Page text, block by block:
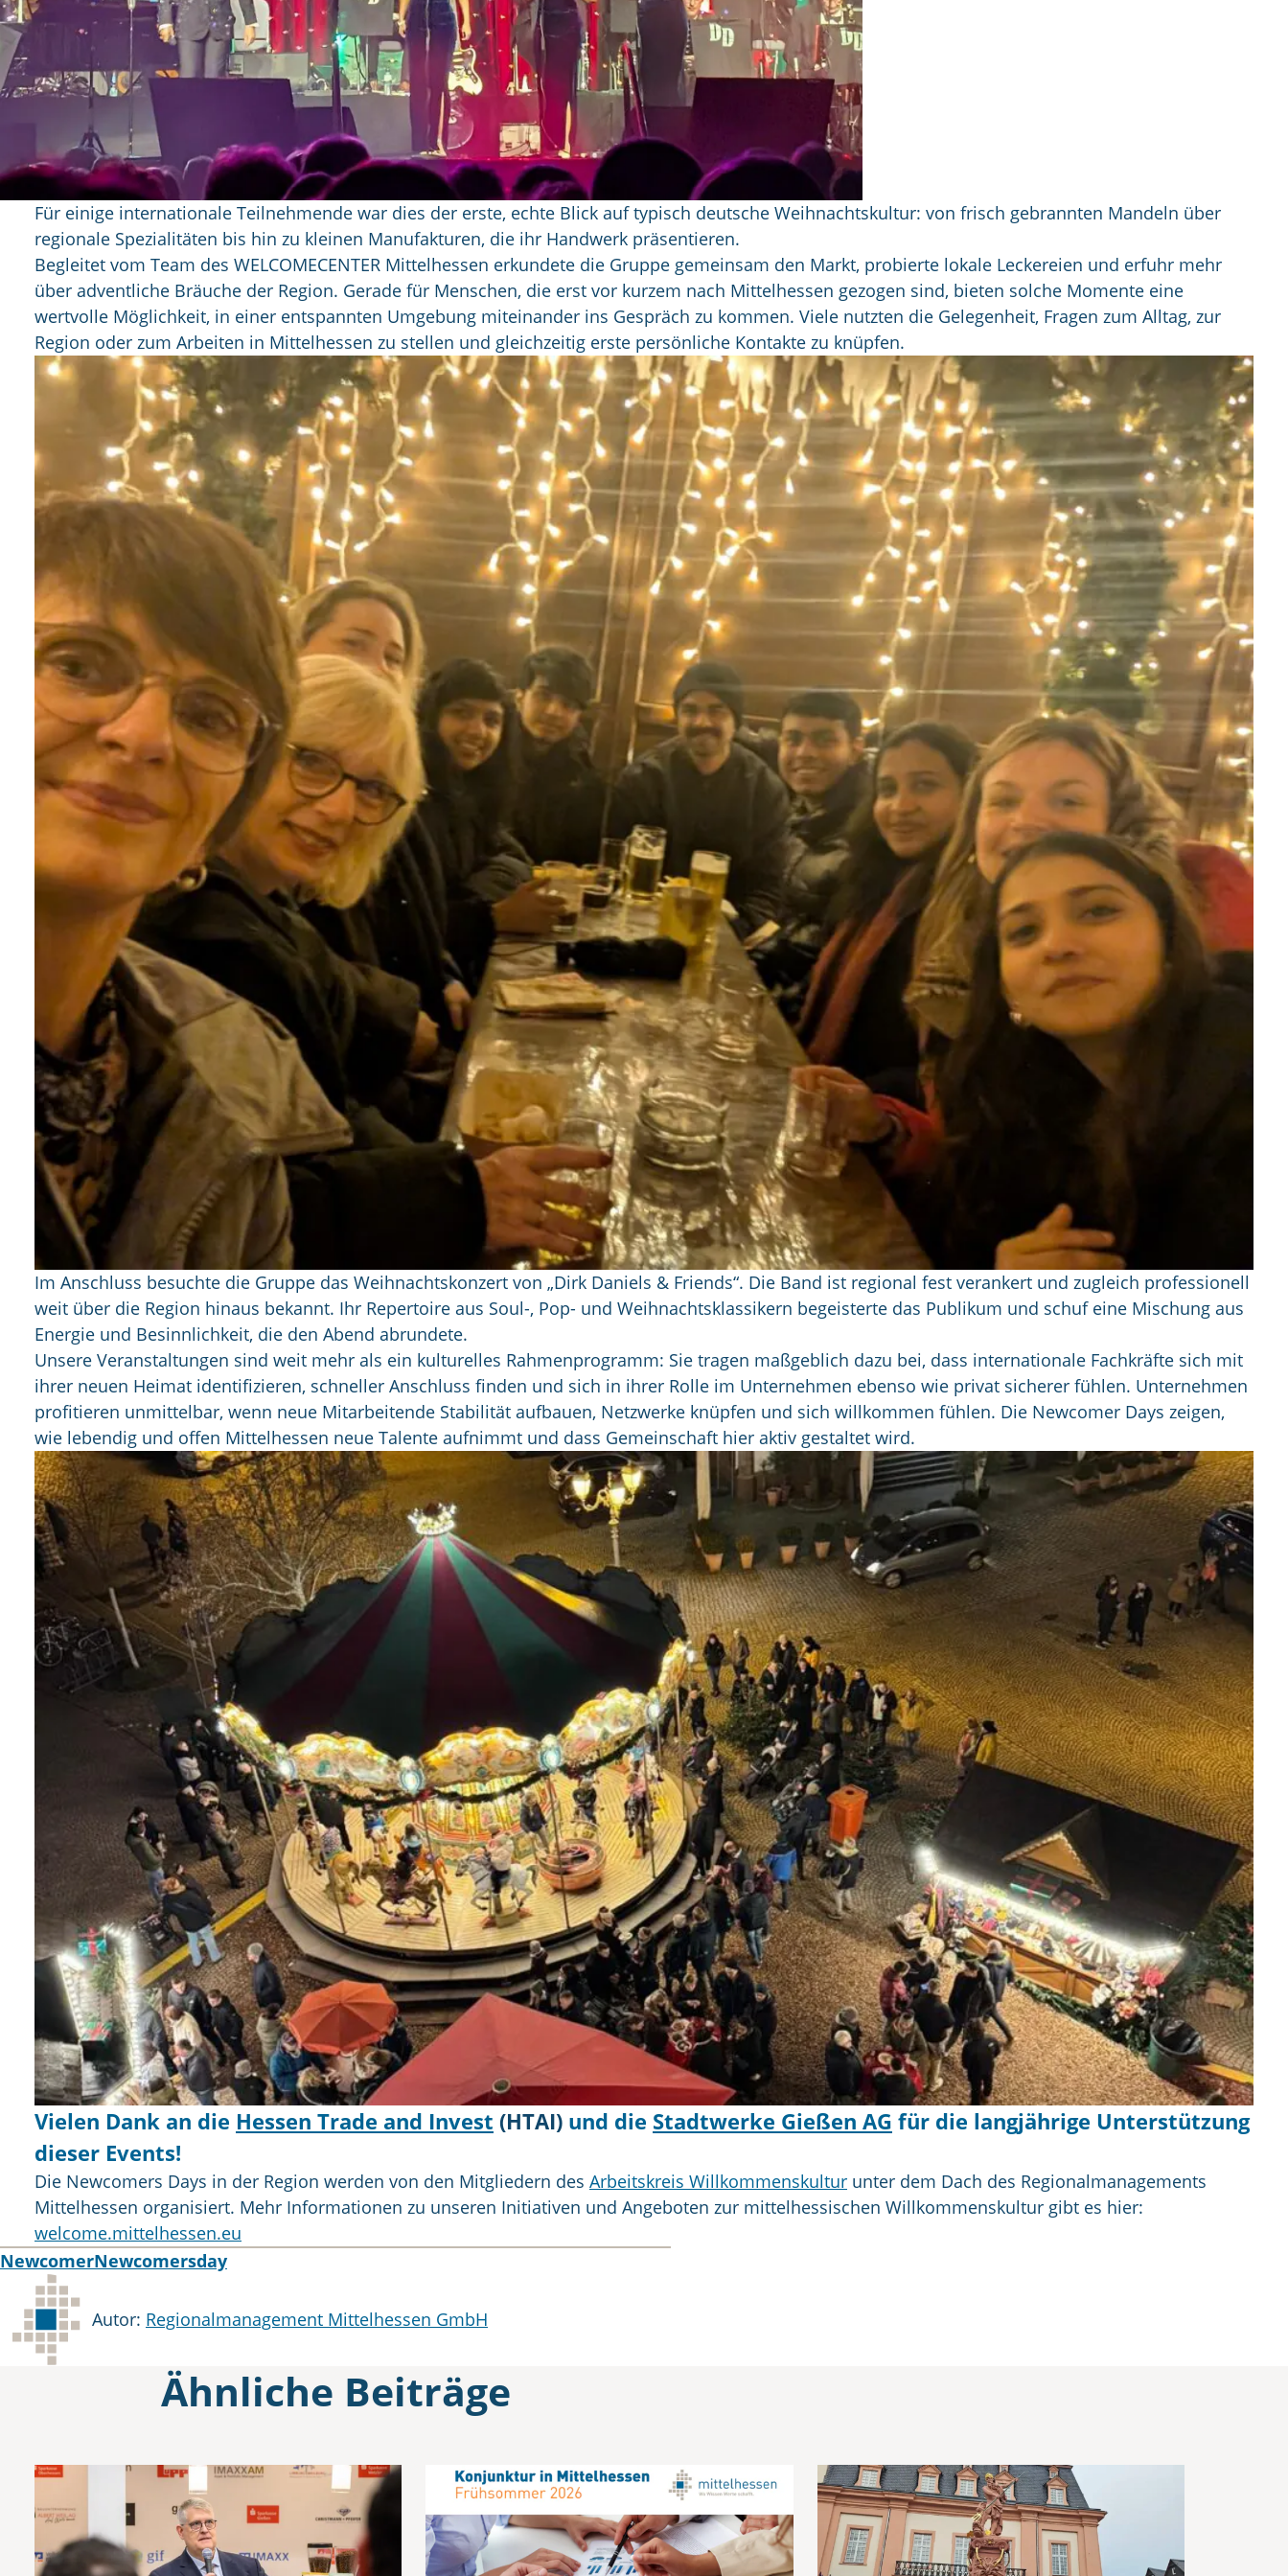
Für einige internationale Teilnehmende war dies der erste, echte Blick auf typisch deutsche Weihnachtskultur: von frisch gebrannten Mandeln über
regionale Spezialitäten bis hin zu kleinen Manufakturen, die ihr Handwerk präsentieren.
Begleitet vom Team des WELCOMECENTER Mittelhessen erkundete die Gruppe gemeinsam den Markt, probierte lokale Leckereien und erfuhr mehr
über adventliche Bräuche der Region. Gerade für Menschen, die erst vor kurzem nach Mittelhessen gezogen sind, bieten solche Momente eine
wertvolle Möglichkeit, in einer entspannten Umgebung miteinander ins Gespräch zu kommen. Viele nutzten die Gelegenheit, Fragen zum Alltag, zur
Region oder zum Arbeiten in Mittelhessen zu stellen und gleichzeitig erste persönliche Kontakte zu knüpfen.
Im Anschluss besuchte die Gruppe das Weihnachtskonzert von „Dirk Daniels & Friends“. Die Band ist regional fest verankert und zugleich professionell
weit über die Region hinaus bekannt. Ihr Repertoire aus Soul-, Pop- und Weihnachtsklassikern begeisterte das Publikum und schuf eine Mischung aus
Energie und Besinnlichkeit, die den Abend abrundete.
Unsere Veranstaltungen sind weit mehr als ein kulturelles Rahmenprogramm: Sie tragen maßgeblich dazu bei, dass internationale Fachkräfte sich mit
ihrer neuen Heimat identifizieren, schneller Anschluss finden und sich in ihrer Rolle im Unternehmen ebenso wie privat sicherer fühlen. Unternehmen
profitieren unmittelbar, wenn neue Mitarbeitende Stabilität aufbauen, Netzwerke knüpfen und sich willkommen fühlen. Die Newcomer Days zeigen,
wie lebendig und offen Mittelhessen neue Talente aufnimmt und dass Gemeinschaft hier aktiv gestaltet wird.
Vielen Dank an die Hessen Trade and Invest (HTAI) und die Stadtwerke Gießen AG für die langjährige Unterstützung
dieser Events!
Die Newcomers Days in der Region werden von den Mitgliedern des Arbeitskreis Willkommenskultur unter dem Dach des Regionalmanagements
Mittelhessen organisiert. Mehr Informationen zu unseren Initiativen und Angeboten zur mittelhessischen Willkommenskultur gibt es hier:
welcome.mittelhessen.eu
Tags
NewcomerNewcomersday
Autor: Autor
Regionalmanagement Mittelhessen GmbH
Ähnliche Beiträge